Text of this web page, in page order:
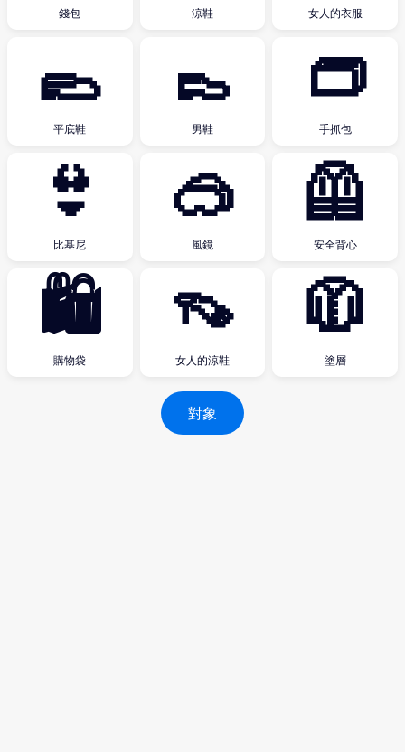
錢包 涼鞋 女人的衣服
🥿
平底鞋
👞
男鞋
👝
手抓包
👙
比基尼
🥽
風鏡
🦺
安全背心
🛍
購物袋
👡
女人的涼鞋
🧥
塗層
對象